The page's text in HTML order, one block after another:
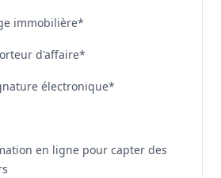
immobilière*
d'affaire*
électronique*
en ligne pour capter des